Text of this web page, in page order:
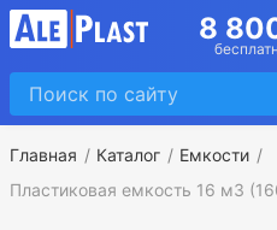
8
Главная Каталог
Емкости
Пластиковая емкость 16 м3